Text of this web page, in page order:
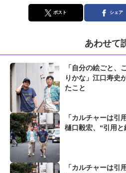
ポスト シェア
あわせて
「自分の絵ごと、
りかな」江口寿史
たこと
「カルチャーは引
樋口毅宏、“引用
「カルチャーは引